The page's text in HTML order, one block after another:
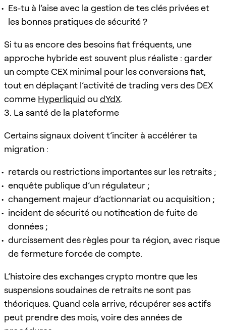
Es-tu à l’aise avec la gestion de tes clés privées et
les bonnes pratiques de sécurité ?
Si tu as encore des besoins fiat fréquents, une
approche hybride est souvent plus réaliste : garder
un compte CEX minimal pour les conversions fiat,
tout en déplaçant l’activité de trading vers des DEX
comme Hyperliquid ou dYdX.
3. La santé de la plateforme
Certains signaux doivent t’inciter à accélérer ta
migration :
retards ou restrictions importantes sur les retraits ;
enquête publique d’un régulateur ;
changement majeur d’actionnariat ou acquisition ;
incident de sécurité ou notification de fuite de
données ;
durcissement des règles pour ta région, avec risque
de fermeture forcée de compte.
L’histoire des exchanges crypto montre que les
suspensions soudaines de retraits ne sont pas
théoriques. Quand cela arrive, récupérer ses actifs
peut prendre des mois, voire des années de